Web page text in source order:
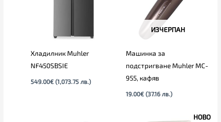
Хладилник Muhler
NF450SBSIE
549.00€ (1,073.75 лв.)
ИЗЧЕРПАН
Машинка за
подстригване Muhler MC-
955, кафяв
19.00€ (37.16 лв.)
НОВО